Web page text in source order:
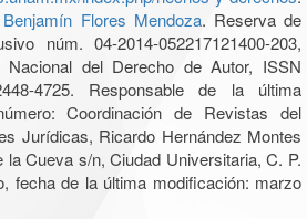
Flores Mendoza. Reserva de
núm. 04-2014-052217121400-203,
del Derecho de Autor, ISSN
4725. Responsable de la última
Coordinación de Revistas del
Jurídicas, Ricardo Hernández Montes
Cueva s/n, Ciudad Universitaria, C. P.
fecha de la última modificación: marzo